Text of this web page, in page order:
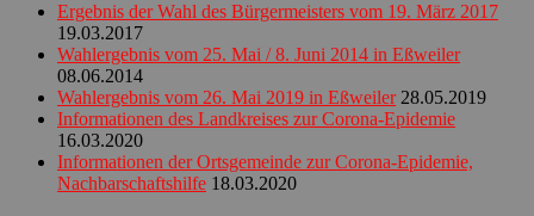
Ergebnis der Wahl des Bürgermeisters vom 19. März 2017
19.03.2017
Wahlergebnis vom 25. Mai / 8. Juni 2014 in Eßweiler
08.06.2014
Wahlergebnis vom 26. Mai 2019 in Eßweiler 28.05.2019
Informationen des Landkreises zur Corona-Epidemie
16.03.2020
Informationen der Ortsgemeinde zur Corona-Epidemie,
Nachbarschaftshilfe 18.03.2020